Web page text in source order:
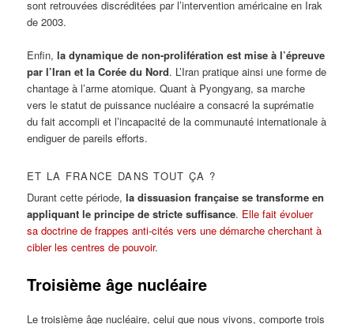
sont retrouvées discréditées par l’intervention américaine en Irak
de 2003.
Enfin,la dynamique de non-prolifération est mise à l’épreuve
par l’Iran et la Corée du Nord. L’Iran pratique ainsi une forme de
chantage à l’arme atomique. Quant à Pyongyang, sa marche
vers le statut de puissance nucléaire a consacré la suprématie
du fait accompli et l’incapacité de la communauté internationale à
endiguer de pareils efforts.
ET LA FRANCE DANS TOUT ÇA ?
Durant cette période,la dissuasion française se transforme en
appliquant le principe de stricte suffisance. Elle fait évoluer
sa doctrine de frappes anti-cités vers une démarche cherchant à
cibler les centres de pouvoir.
Troisième âge nucléaire
Le troisième âge nucléaire, celui que nous vivons, comporte trois